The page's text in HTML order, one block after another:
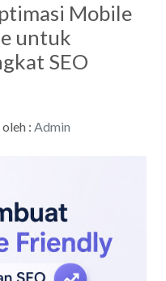
Mobile
untuk
SEO
: Admin